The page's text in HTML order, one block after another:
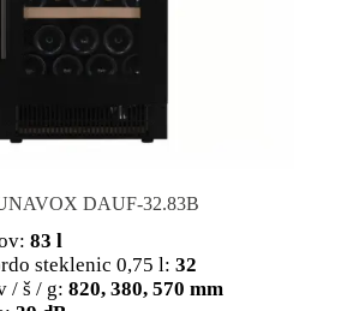
DAUF-32.83B
83 l
steklenic 0,75 l: 32
/ š / g: 820, 380, 570 mm